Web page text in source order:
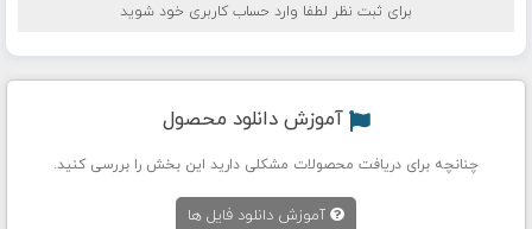
برای ثبت نظر لطفا وارد حساب کاربری خود شوید
آموزش دانلود محصول
چنانچه برای دریافت محصولات مشکلی دارید این بخش را بررسی کنید.
آموزش دانلود فایل ها